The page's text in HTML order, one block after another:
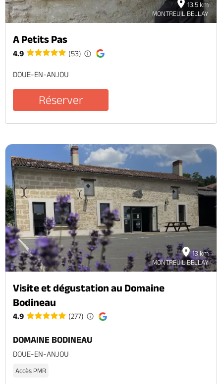
13.5 km
MONTREUIL BELLAY
A Petits Pas
4.9 (53)
DOUE-EN-ANJOU
Réserver
13 km
MONTREUIL BELLAY
Visite et dégustation au Domaine
Bodineau
4.9 (277)
DOMAINE BODINEAU
DOUE-EN-ANJOU
Accès PMR